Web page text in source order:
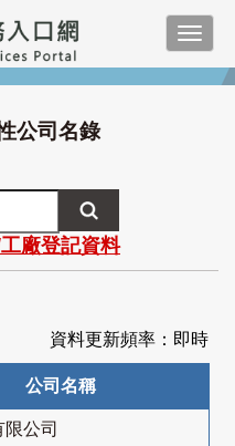
公司名錄
廠登記資料
資料更新頻率：即時
公司名稱
公司